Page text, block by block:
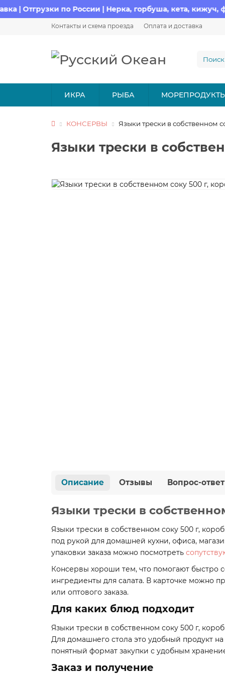
по России | Нерка, горбуша, кета, кижуч, форель
Контакты и схема проезда Оплата и доставка
ИКРА РЫБА
КОНСЕРВЫ Языки трески в собственном
Языки трески в
Описание Отзывы Вопрос-ответ
Языки трески в
Языки трески в собственном соку 500 г,
под рукой для домашней кухни, офиса,
упаковки заказа можно посмотреть
Консервы хороши тем, что помогают быстро
ингредиенты для салата. В карточке можно
или оптового заказа.
Для каких блюд подходит
Языки трески в собственном соку 500 г,
Для домашнего стола это удобный продукт
понятный формат закупки с удобным
Заказ и получение